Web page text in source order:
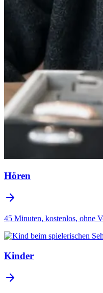
Hören
45 Minuten, kostenlos, ohne
Kinder